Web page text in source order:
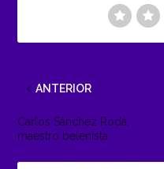
ANTERIOR
Carlos Sánchez Roda,
maestro belenista